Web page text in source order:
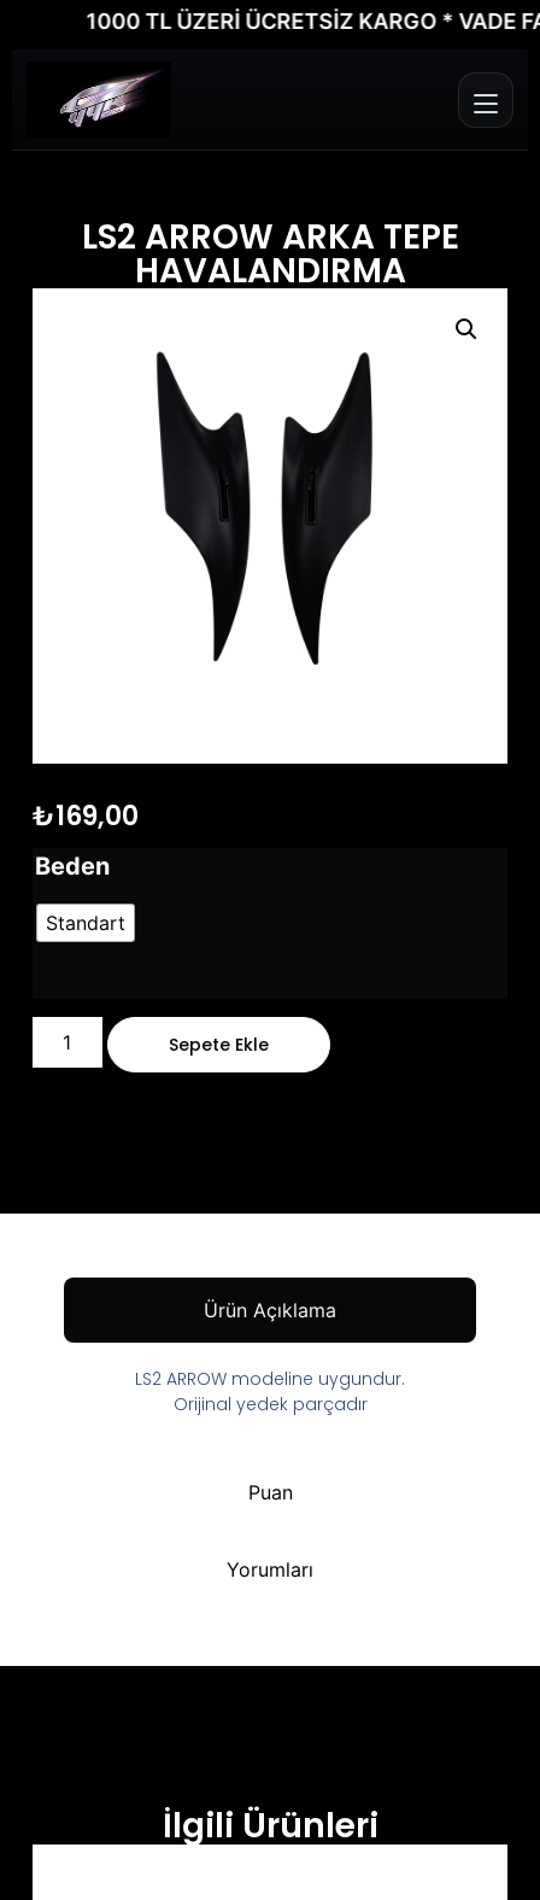
1000 TL ÜZERİ ÜCRETSİZ KARGO * VADE
LS2 ARROW ARKA TEPE
HAVALANDIRMA
₺169,00
Beden
Standart
Sepete Ekle
Ürün Açıklama
Puan
Yorumları
LS2 ARROW modeline uygundur.
Orijinal yedek parçadır
İlgili Ürünleri